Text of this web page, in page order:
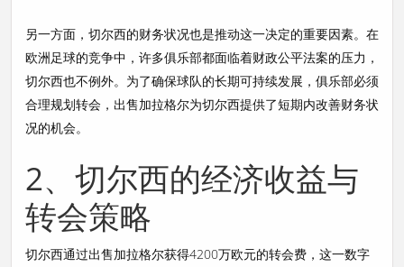
另一方面，切尔西的财务状况也是推动这一决定的重要因素。在
欧洲足球的竞争中，许多俱乐部都面临着财政公平法案的压力，
切尔西也不例外。为了确保球队的长期可持续发展，俱乐部必须
合理规划转会，出售加拉格尔为切尔西提供了短期内改善财务状
况的机会。
2、切尔西的经济收益与
转会策略
切尔西通过出售加拉格尔获得4200万欧元的转会费，这一数字